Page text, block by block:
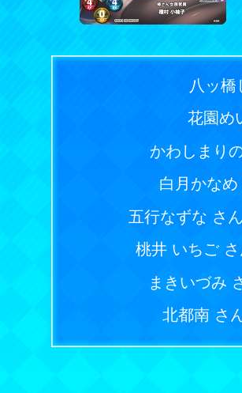
八ッ
花園め
かわしまり
白月かな
五行なずな さ
桃井 いちご
まきいづみ
北都南 さ